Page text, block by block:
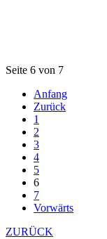
Seite 6 von 7
Anfang
Zurück
1
2
3
4
5
6
7
Vorwärts
ZURÜCK